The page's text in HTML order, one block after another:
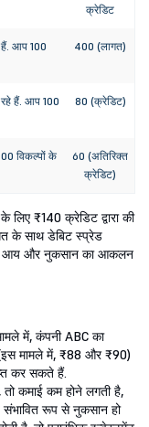
क्रेडिट
आप 100
400 (लागत)
हैं. आप 100
80 (क्रेडिट)
विकल्पों के
60 (अतिरिक्त
क्रेडिट)
₹140 क्रेडिट द्वारा की
के साथ डेबिट स्प्रेड
आय और नुकसान का आकलन
में, कंपनी ABC का
मामले में, ₹88 और ₹90)
कर सकते हैं.
कमाई कम होने लगती है,
संभावित रूप से नुकसान हो